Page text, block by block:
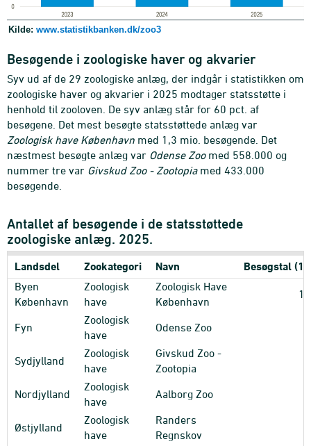
Kilde: www.statistikbanken.dk/zoo3
Besøgende i zoologiske haver og akvarier
Syv ud af de 29 zoologiske anlæg, der indgår i statistikken om
zoologiske haver og akvarier i 2025 modtager statsstøtte i
henhold til zooloven. De syv anlæg står for 60 pct. af
besøgene. Det mest besøgte statsstøttede anlæg var
Zoologisk have København med 1,3 mio. besøgende. Det
næstmest besøgte anlæg var Odense Zoomed 558.000 og
nummer tre var Givskud Zoo - Zootopiamed 433.000
besøgende.
Antallet af besøgende i de statsstøttede
zoologiske anlæg. 2025.
Landsdel Zookategori Navn Besøgstal
Byen
København
Zoologisk
have
Zoologisk Have
København
Fyn
Zoologisk
have
Odense Zoo
Sydjylland
Zoologisk
have
Givskud Zoo -
Zootopia
Nordjylland
Zoologisk
have
Aalborg Zoo
Østjylland
Zoologisk
have
Randers
Regnskov